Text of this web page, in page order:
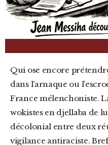
Qui ose encore prétendre que Jean Messiha a versé
dans l’arnaque ou
France mélenchoniste.
wokistes en djellaba de
décolonial entre deux
vigilance antiraciste.